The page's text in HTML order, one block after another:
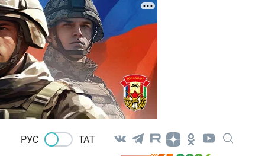
РУС ТАТ